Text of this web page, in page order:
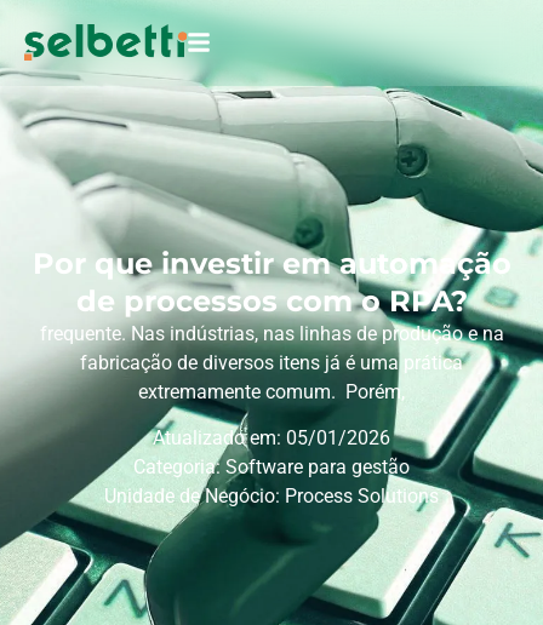
Por que investir em automação
de processos com o RPA?
frequente. Nas indústrias, nas linhas de produção e na
fabricação de diversos itens já é uma prática
extremamente comum. Porém,
Atualizado em: 05/01/2026
Categoria: Software para gestão
Unidade de Negócio: Process Solutions